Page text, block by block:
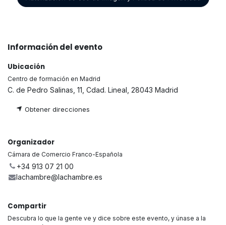
Información del evento
Ubicación
Centro de formación en Madrid
C. de Pedro Salinas, 11, Cdad. Lineal, 28043 Madrid
Obtener direcciones
Organizador
Cámara de Comercio Franco-Española
+34 913 07 21 00
lachambre@lachambre.es
Compartir
Descubra lo que la gente ve y dice sobre este evento, y únase a la